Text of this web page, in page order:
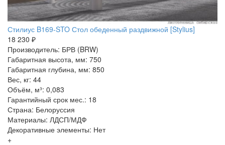
Стилиус B169-STO Стол обеденный раздвижной [Stylius]
18 230 ₽
Производитель: БРВ (BRW)
Габаритная высота, мм: 750
Габаритная глубина, мм: 850
Вес, кг: 44
Объём, м³: 0,083
Гарантийный срок мес.: 18
Страна: Белоруссия
Материалы: ЛДСП/МДФ
Декоративные элементы: Нет
+